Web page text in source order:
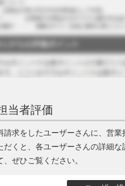
当者評価
請求をしたユーザーさんに、営
だくと、各ユーザーさんの詳細
ぜひご覧ください。